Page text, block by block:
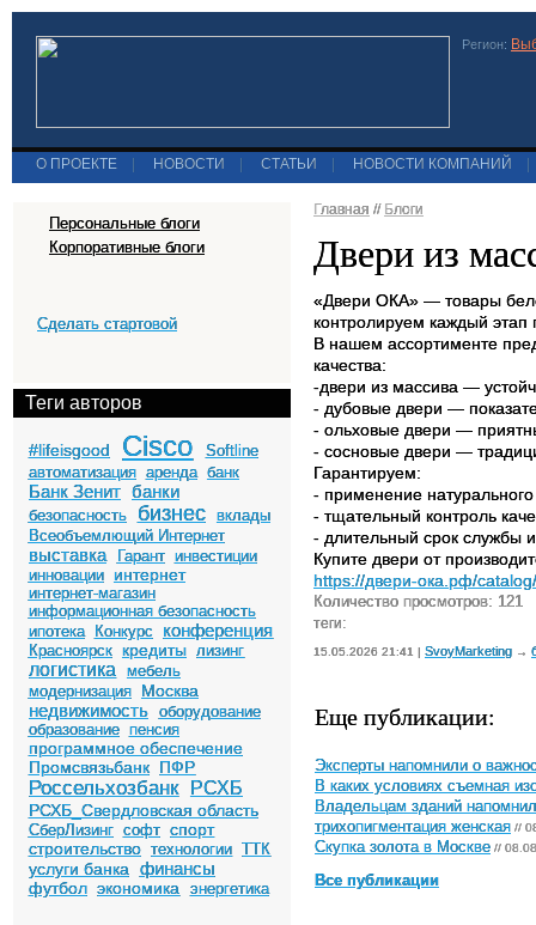
Регион:
О ПРОЕКТЕ НОВОСТИ СТАТЬИ НОВОСТИ КОМПАНИЙ
Персональные блоги
Корпоративные блоги
Сделать стартовой
Теги авторов
#lifeisgood Cisco
Softline
автоматизация аренда банк
Банк Зенит банки
безопасность бизнес
вклады
Всеобъемлющий Интернет
выставка Гарант инвестиции
инновации
интернет
интернет-магазин
информационная безопасность
ипотека
Конкурс конференция
Красноярск кредиты лизинг
логистика
мебель
модернизация
Москва
недвижимость оборудование
образование пенсия
программное обеспечение
Промсвязьбанк ПФР
Россельхозбанк РСХБ
РСХБ_Свердловская область
СберЛизинг софт спорт
строительство технологии ТТК
услуги банка финансы
футбол экономика энергетика
Главная // Блоги
Двери из
«Двери ОКА» — товары
контролируем каждый этап
В нашем ассортименте
качества:
-двери из массива —
- дубовые двери —
- ольховые двери —
- сосновые двери —
Гарантируем:
- применение
- тщательный контроль
- длительный срок службы
Купите двери от
https://двери-ока.рф/
Количество просмотров: 121
теги:
15.05.2026 21:41 | SvoyMarketing →
Еще публикации:
Эксперты напомнили о
В каких условиях съемная
Владельцам зданий
трихопигментация женская //
Скупка золота в Москве //
Все публикации